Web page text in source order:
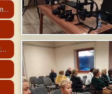
2021.08.20. Ünnepi szentmise és kenyérszentelés
2021.07.19. Havran István 95. Születésnap